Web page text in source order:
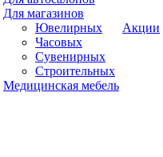
Для магазинов
Ювелирных
Часовых
Сувенирных
Строительных
Медицинская мебель
Акции